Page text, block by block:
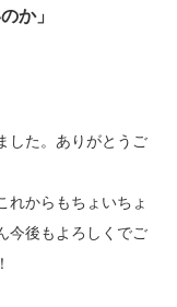
か」
した。ありがとうご
れからもちょいちょ
今後もよろしくでご